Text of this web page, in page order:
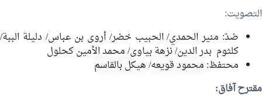
التصويت:
ضدّ: منير الحمدي/الحبيب خضر/ أروى بن عباس/ دليلة الببة/
كلثوم بدر الدين/نزهة بياوي/محمد الأمين كحلول
محتفظ: محمود قويعه/هيكل بالقاسم
مقترح آفاق: